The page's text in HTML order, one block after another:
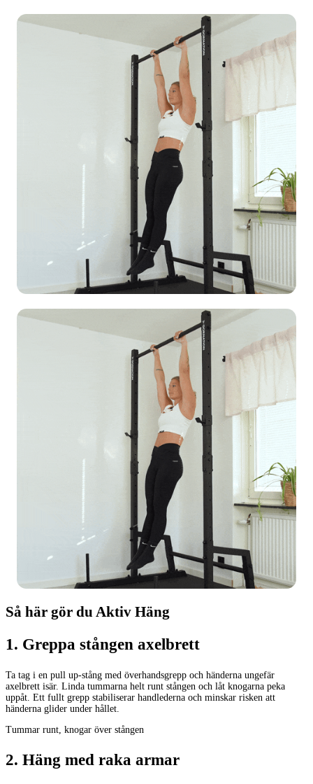
Så här gör du Aktiv Häng
1. Greppa stången axelbrett
Ta tag i en pull up-stång med överhandsgrepp och händerna ungefär
axelbrett isär. Linda tummarna helt runt stången och låt knogarna peka
uppåt. Ett fullt grepp stabiliserar handlederna och minskar risken att
händerna glider under hållet.
Tummar runt, knogar över stången
2. Häng med raka armar